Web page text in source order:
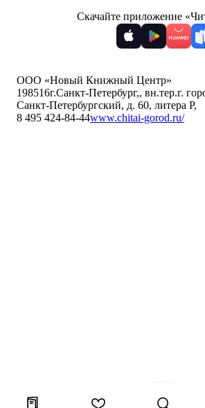
Скачайте приложение
ООО «Новый Книжный Центр»
198516г.Санкт-Петербург,, вн.тер.г.
Санкт-Петербургский, д. 60, литера Р,
8 495 424-84-44www.chitai-gorod.ru/